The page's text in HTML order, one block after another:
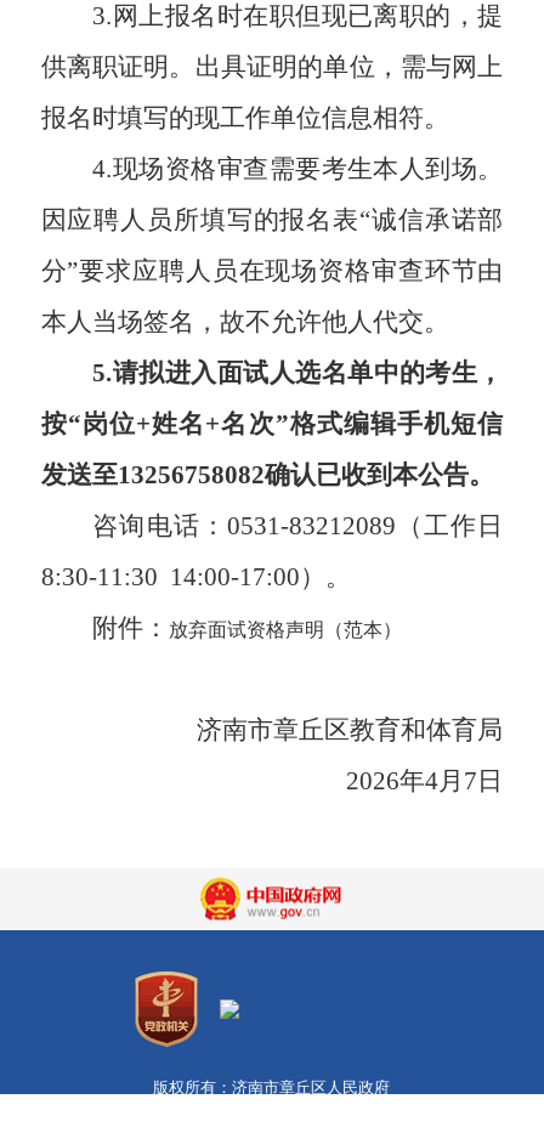
3.网上报名时在职但现已离职的，提
供离职证明。出具证明的单位，需与网上
报名时填写的现工作单位信息相符。
4.现场资格审查需要考生本人到场。
因应聘人员所填写的报名表“诚信承诺部
分”要求应聘人员在现场资格审查环节由
本人当场签名，故不允许他人代交。
5.请拟进入面试人选名单中的考生，
按“岗位+姓名+名次”格式编辑手机短信
发送至13256758082确认已收到本公告。
咨询电话： 0531-83212089（工作日
8:30-11:30 14:00-17:00）。
附件： 放弃面试资格声明（范本）
济南市章丘区教育和体育局
2026年4月 7 日
版权所有：济南市章丘区人民政府